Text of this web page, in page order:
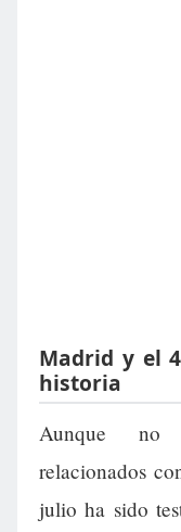
Madrid y el
historia
Aunque no
relacionados
julio ha sido